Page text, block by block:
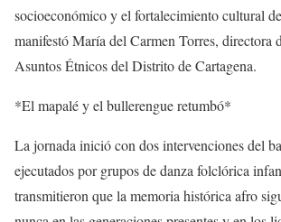
socioeconómico y el fortalecimiento cultural
manifestó María del Carmen Torres, directora
Asuntos Étnicos del Distrito de Cartagena.
*El mapalé y el bullerengue retumbó*
La jornada inició con dos intervenciones del
ejecutados por grupos de danza folclórica
transmitieron que la memoria histórica afro